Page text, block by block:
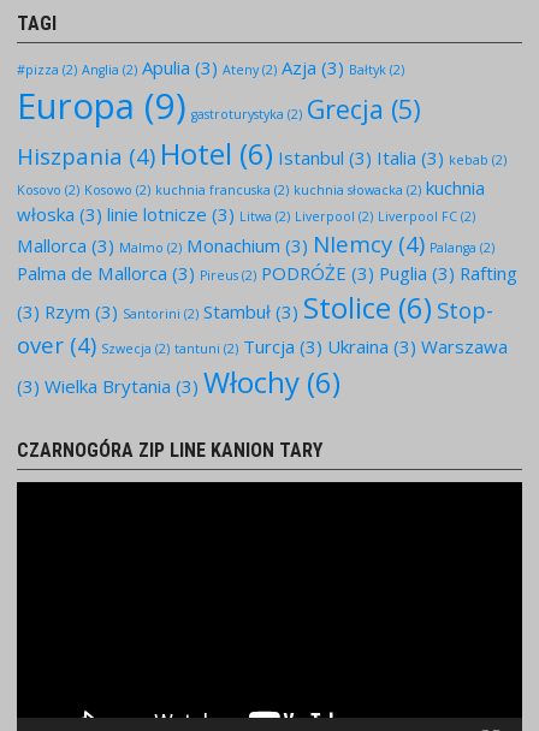
TAGI
#pizza (2) Anglia (2) Apulia (3) Ateny(2) Azja (3) Bałtyk (2)
Europa (9) gastroturystyka (2) Grecja (5)
Hiszpania (4) Hotel (6) Istanbul (3) Italia (3) kebab (2)
Kosovo (2) Kosowo (2) kuchnia francuska (2) kuchnia słowacka (2) kuchnia
włoska (3) linie lotnicze (3) Litwa (2) Liverpool (2) Liverpool FC (2)
Mallorca (3) Malmo (2) Monachium (3) NIemcy (4) Palanga (2)
Palma de Mallorca (3) Pireus (2) PODRÓŻE (3) Puglia (3) Rafting
(3) Rzym (3) Santorini (2) Stambuł (3) Stolice (6) Stop-
over (4) Szwecja (2) tantuni (2) Turcja (3) Ukraina (3) Warszawa
(3) Wielka Brytania (3) Włochy (6)
CZARNOGÓRA ZIP LINE KANION TARY